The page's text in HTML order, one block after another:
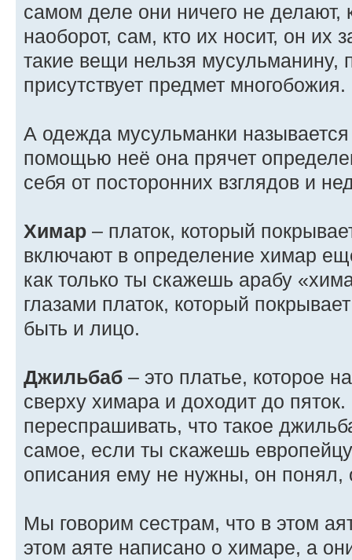
самом деле они ничего не делают,
наоборот, сам, кто их носит, он их
такие вещи нельзя мусульманину,
присутствует предмет многобожия.
А одежда мусульманки
помощью неё она прячет
себя от посторонних взглядов и
Химар – платок, который
включают в определение химар
как только ты скажешь арабу
глазами платок, который
быть и лицо.
Джильбаб – это платье, которое
сверху химара и доходит до
переспрашивать, что такое
самое, если ты скажешь
описания ему не нужны, он понял,
Мы говорим сестрам, что в этом
этом аяте написано о химаре, а